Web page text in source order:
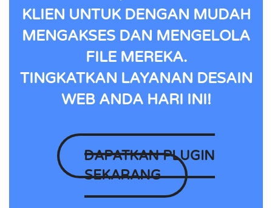
KLIEN UNTUK DENGAN MUDAH
MENGAKSES DAN MENGELOLA
FILE MEREKA.
TINGKATKAN LAYANAN DESAIN
WEB ANDA HARI INI!
DAPATKAN PLUGIN
SEKARANG